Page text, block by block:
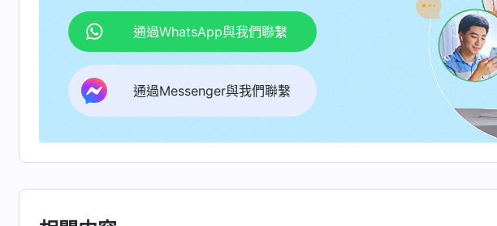
體，背叛自己的存心、想法，能主動與别人配搭，單純敞開地向别
法、建議，不管誰的建議只要是對的、符合真理的就能接受，這樣實
錯路，對你就是保守。」《話・卷四 揭示敵基督・第八條（一）》「你
都需要有人幫助你，給你指點，或者給你參考意見，或者跟你配搭做
能够少出錯、少走彎路，這是好事。尤其人事奉神這可不是小事，如
人有撒但性情隨時隨地都能悖逆神、抵擋神，憑撒但性情活着的人隨
通過WhatsApp與我們聯繫
通過Messenger與我們聯繫